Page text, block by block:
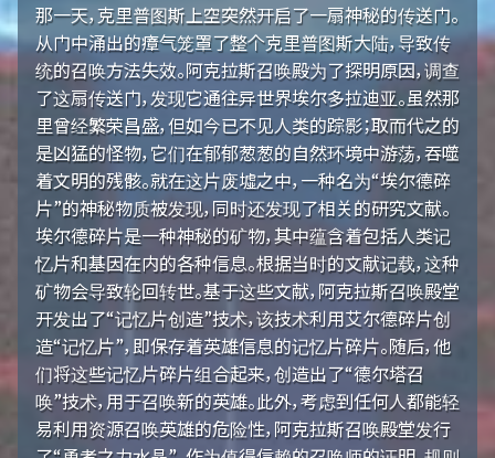
那一天，克里普图斯上空突然开启了一扇神秘的传送门。
从门中涌出的瘴气笼罩了整个克里普图斯大陆，导致传
统的召唤方法失效。阿克拉斯召唤殿为了探明原因，调查
了这扇传送门，发现它通往异世界埃尔多拉迪亚。虽然那
里曾经繁荣昌盛，但如今已不见人类的踪影；取而代之的
是凶猛的怪物，它们在郁郁葱葱的自然环境中游荡，吞噬
着文明的残骸。就在这片废墟之中，一种名为“埃尔德碎
片”的神秘物质被发现，同时还发现了相关的研究文献。
埃尔德碎片是一种神秘的矿物，其中蕴含着包括人类记
忆片和基因在内的各种信息。根据当时的文献记载，这种
矿物会导致轮回转世。基于这些文献，阿克拉斯召唤殿堂
开发出了“记忆片创造”技术，该技术利用艾尔德碎片创
造“记忆片”，即保存着英雄信息的记忆片碎片。随后，他
们将这些记忆片碎片组合起来，创造出了“德尔塔召
唤”技术，用于召唤新的英雄。此外，考虑到任何人都能轻
易利用资源召唤英雄的危险性，阿克拉斯召唤殿堂发行